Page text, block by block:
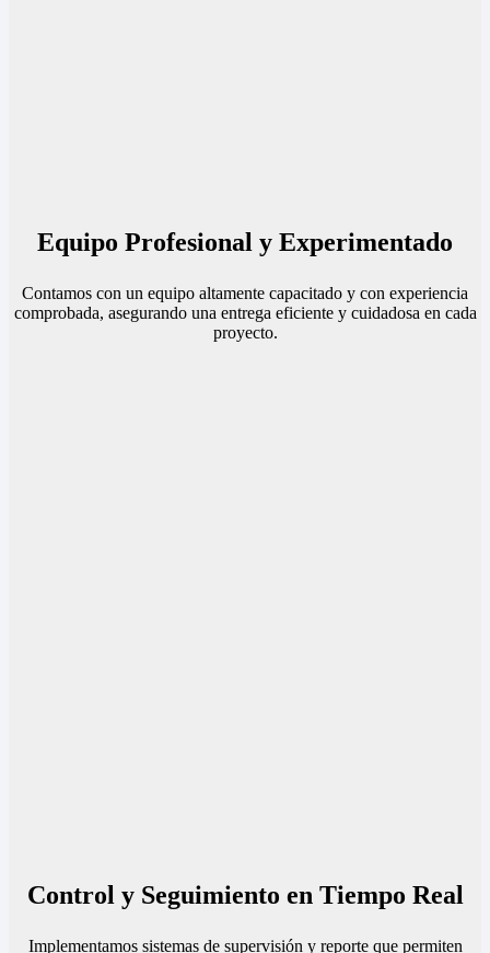
Equipo Profesional y Experimentado
Contamos con un equipo altamente capacitado y con experiencia
comprobada, asegurando una entrega eficiente y cuidadosa en cada
proyecto.
Control y Seguimiento en Tiempo Real
Implementamos sistemas de supervisión y reporte que permiten